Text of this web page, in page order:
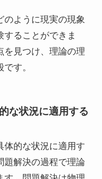
のように現実の現象
することができま
を見つけ、理論の理
す。
な状況に適用する
体的な状況に適用す
題解決の過程で理論